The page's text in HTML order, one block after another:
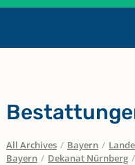
All Archives / Bayern /
Bayern / Dekanat Nürnberg /